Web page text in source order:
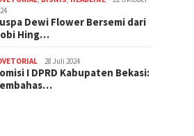
Dewi Flower Bersemi dari
Hing…
28 Juli 2024
I DPRD Kabupaten Bekasi: